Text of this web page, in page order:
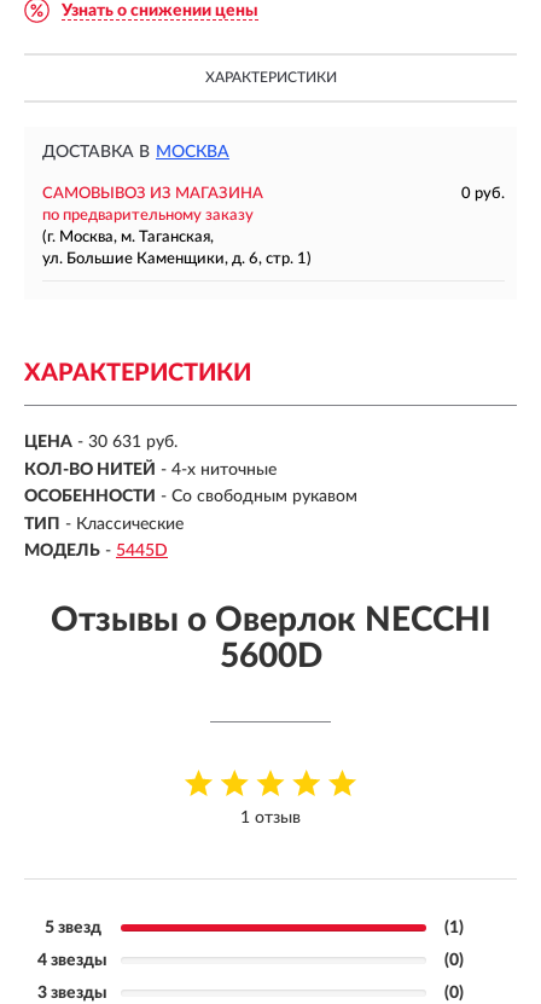
Узнать о снижении цены
ХАРАКТЕРИСТИКИ
ДОСТАВКА В МОСКВА
САМОВЫВОЗ ИЗ МАГАЗИНА
0 руб.
по предварительному заказу
(г. Москва, м. Таганская,
ул. Большие Каменщики, д. 6, стр. 1)
ХАРАКТЕРИСТИКИ
ЦЕНА - 30 631 руб.
КОЛ-ВО НИТЕЙ - 4-х ниточные
ОСОБЕННОСТИ - Со свободным рукавом
ТИП - Классические
МОДЕЛЬ - 5445D
Отзывы о Оверлок NECCHI
5600D
1 отзыв
5 звезд
(1)
4 звезды
(0)
3 звезды
(0)